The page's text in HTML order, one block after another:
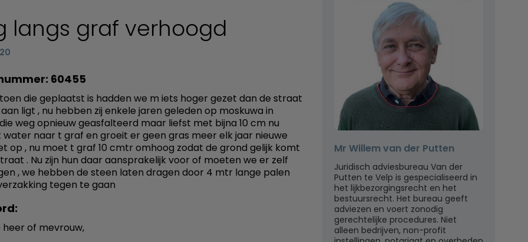
langs graf verhoogd
60455
die geplaatst is hadden we m iets hoger gezet dan de straat
ligt , nu hebben zij enkele jaren geleden op moskuwa in
weg opnieuw geasfalteerd maar liefst met bijna 10 cm nu
naar t graf en groeit er geen gras meer elk jaar nieuwe
op , nu moet t graf 10 cmtr omhoog zodat de grond gelijk komt
. Nu zijn hun daar aansprakelijk voor of moeten we er zelf
, we hebben de steen laten dragen door 4 mtr lange palen
tegen te gaan
of mevrouw,
Mr Willem van der Putten
Juridisch adviesbureau Van der
Putten te Velp is gespecialiseerd in
het lijkbezorgingsrecht en het
bestuursrecht. Het bureau geeft
adviezen en voert zonodig
gerechtelijke procedures. Niet
alleen bedrijven, non-profit